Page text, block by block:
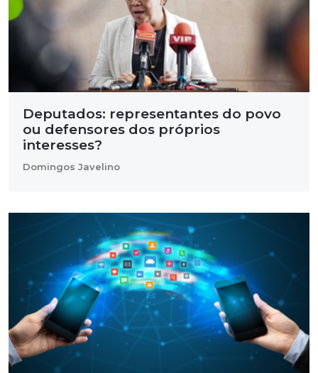
Deputados: representantes do povo
ou defensores dos próprios
interesses?
Domingos Javelino